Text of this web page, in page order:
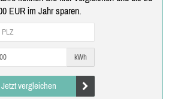
EUR im Jahr sparen.
kWh
Jetzt vergleichen